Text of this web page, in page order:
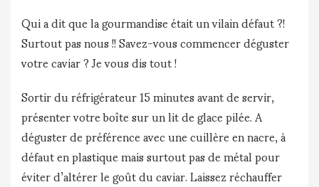
Qui a dit que la gourmandise était un vilain défaut ?!
Surtout pas nous !! Savez-vous commencer déguster
votre caviar ? Je vous dis tout !
Sortir du réfrigérateur 15 minutes avant de servir,
présenter votre boîte sur un lit de glace pilée. A
déguster de préférence avec une cuillère en nacre, à
défaut en plastique mais surtout pas de métal pour
éviter d’altérer le goût du caviar. Laissez réchauffer